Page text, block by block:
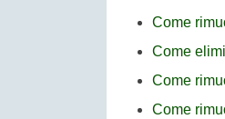
Come
Come
Come
Come